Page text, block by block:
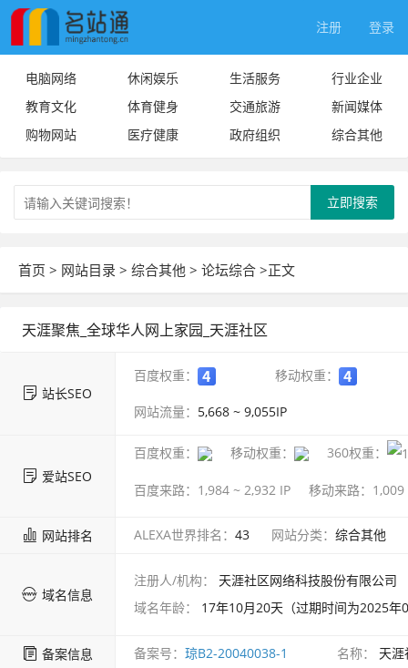
注册 登录
电脑网络 休闲娱乐 生活服务
行业企业
教育文化
体育健身 交通旅游
新闻媒体
购物网站
医疗健康 政府组织 综合其他
立即搜索
首页 > 网站目录 > 综合其他 > 论坛综合 >正文
天涯聚焦_全球华人网上家园_天涯社区
站长SEO
百度权重： 移动权重：
网站流量： 5,668 ~ 9,055IP
爱站SEO
百度权重： 移动权重： 360权重：
百度来路： 1,984 ~ 2,932 IP 移动来路：
网站排名 ALEXA世界排名： 43 网站分类： 综合其他
域名信息
注册人/机构： 天涯社区网络科技股份有限公司
域名年龄： 17年10月20天（过期时间为2025年
备案信息 备案号： 琼B2-20040038-1 名称： 天